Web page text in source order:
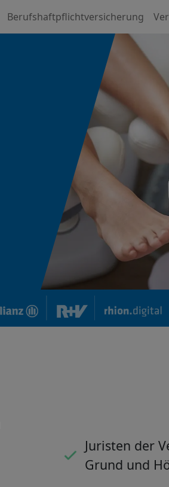
Berufshaftpflichtversicherung
Juristen der
Grund und